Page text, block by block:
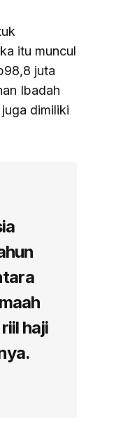
itu muncul
juta
Ibadah
dimiliki
haji